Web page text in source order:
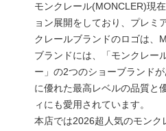
モンクレール(MONCLER)現
ョン展開をしており、プレミ
クレールブランドのロゴは、
ブランドには、「モンクレー
ー」の2つのショーブランド
に優れた最高レベルの品質と
ィにも愛用されています。
本店では2026超人気のモン